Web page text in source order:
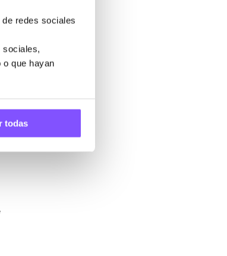
redes sociales
sociales,
o que hayan
todas